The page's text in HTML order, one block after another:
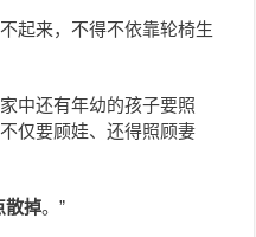
起来，不得不依靠轮椅生
中还有年幼的孩子要照
仅要顾娃、还得照顾妻
散掉。”